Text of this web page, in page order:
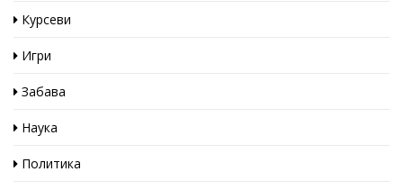
Курсеви
Игри
Забава
Наука
Политика